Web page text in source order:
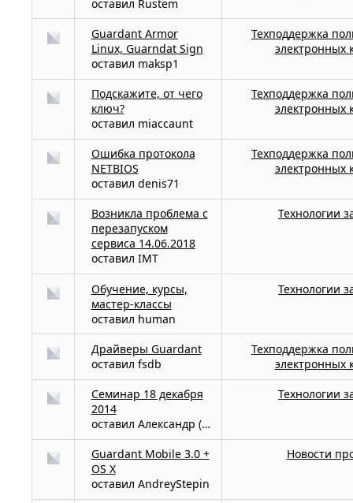
оставил Rustem
Guardant Armor
Linux, Guarndat Sign
оставил maksp1
Техподдержка
электронных
Подскажите, от чего
ключ?
оставил miaccaunt
Техподдержка
электронных
Ошибка протокола
NETBIOS
оставил denis71
Техподдержка
электронных
Возникла проблема с
перезапуском
сервиса 14.06.2018
оставил IMT
Технологии
Обучение, курсы,
мастер-классы
оставил human
Технологии
Драйверы Guardant
оставил fsdb
Техподдержка
электронных
Семинар 18 декабря
2014
оставил Александр (Rouse_) Багель
Технологии
Guardant Mobile 3.0 +
OS X
оставил AndreyStepin
Новости